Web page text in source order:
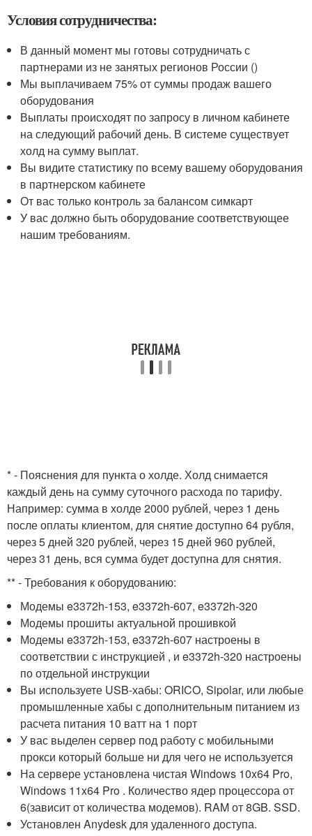
Условия сотрудничества:
В данный момент мы готовы сотрудничать с
партнерами из не занятых регионов России ()
Мы выплачиваем 75% от суммы продаж вашего
оборудования
Выплаты происходят по запросу в личном кабинете
на следующий рабочий день. В системе существует
холд на сумму выплат.
Вы видите статистику по всему вашему оборудования
в партнерском кабинете
От вас только контроль за балансом симкарт
У вас должно быть оборудование соответствующее
нашим требованиям.
* - Пояснения для пункта о холде. Холд снимается
каждый день на сумму суточного расхода по тарифу.
Например: сумма в холде 2000 рублей, через 1 день
после оплаты клиентом, для снятие доступно 64 рубля,
через 5 дней 320 рублей, через 15 дней 960 рублей,
через 31 день, вся сумма будет доступна для снятия.
** - Требования к оборудованию:
Модемы e3372h-153, e3372h-607, e3372h-320
Модемы прошиты актуальной прошивкой
Модемы e3372h-153, e3372h-607 настроены в
соответствии с инструкцией , и e3372h-320 настроены
по отдельной инструкции
Вы используете USB-хабы: ORICO, Sipolar, или любые
промышленные хабы с дополнительным питанием из
расчета питания 10 ватт на 1 порт
У вас выделен сервер под работу с мобильными
прокси который больше ни для чего не используется
На сервере установлена чистая Windows 10x64 Pro,
Windows 11x64 Pro . Количество ядер процессора от
6(зависит от количества модемов). RAM от 8GB. SSD.
Установлен Anydesk для удаленного доступа.